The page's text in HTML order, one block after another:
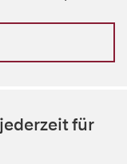
für